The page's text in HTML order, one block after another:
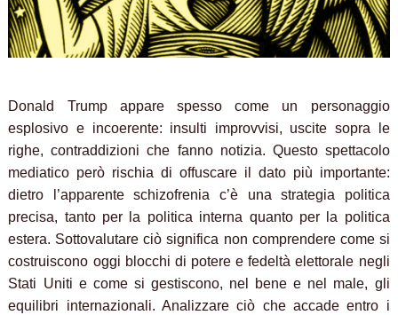
Donald Trump appare spesso come un personaggio
esplosivo e incoerente: insulti improvvisi, uscite sopra le
righe, contraddizioni che fanno notizia. Questo spettacolo
mediatico però rischia di offuscare il dato più importante:
dietro l’apparente schizofrenia c’è una strategia politica
precisa, tanto per la politica interna quanto per la politica
estera. Sottovalutare ciò significa non comprendere come si
costruiscono oggi blocchi di potere e fedeltà elettorale negli
Stati Uniti e come si gestiscono, nel bene e nel male, gli
equilibri internazionali. Analizzare ciò che accade entro i